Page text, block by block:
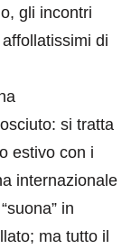
gli incontri
di
si tratta
estivo con i
internazionale
in
ma tutto il